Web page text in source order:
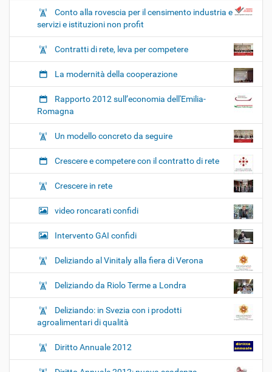
Conto alla rovescia per il censimento industria e
servizi e istituzioni non profit
Contratti di rete, leva per competere
La modernità della cooperazione
Rapporto 2012 sull’economia dell'Emilia-
Romagna
Un modello concreto da seguire
Crescere e competere con il contratto di rete
Crescere in rete
video roncarati confidi
Intervento GAI confidi
Deliziando al Vinitaly alla fiera di Verona
Deliziando da Riolo Terme a Londra
Deliziando: in Svezia con i prodotti
agroalimentari di qualità
Diritto Annuale 2012